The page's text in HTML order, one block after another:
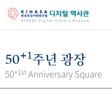
걸어온 길 기관 변천사
50+1주년 광장
50+1st Anniversary Square